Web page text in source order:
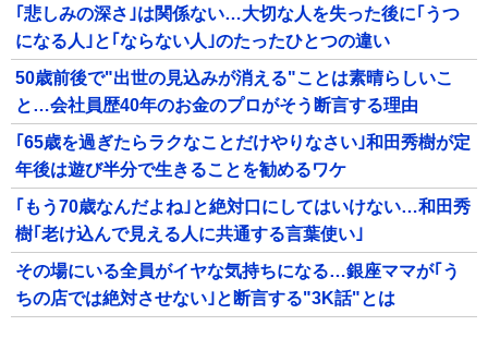
｢悲しみの深さ｣は関係ない…大切な人を失った後に｢うつ
になる人｣と｢ならない人｣のたったひとつの違い
50歳前後で"出世の見込みが消える"ことは素晴らしいこ
と…会社員歴40年のお金のプロがそう断言する理由
｢65歳を過ぎたらラクなことだけやりなさい｣和田秀樹が定
年後は遊び半分で生きることを勧めるワケ
｢もう70歳なんだよね｣と絶対口にしてはいけない…和田秀
樹｢老け込んで見える人に共通する言葉使い｣
その場にいる全員がイヤな気持ちになる…銀座ママが｢う
ちの店では絶対させない｣と断言する"3K話"とは